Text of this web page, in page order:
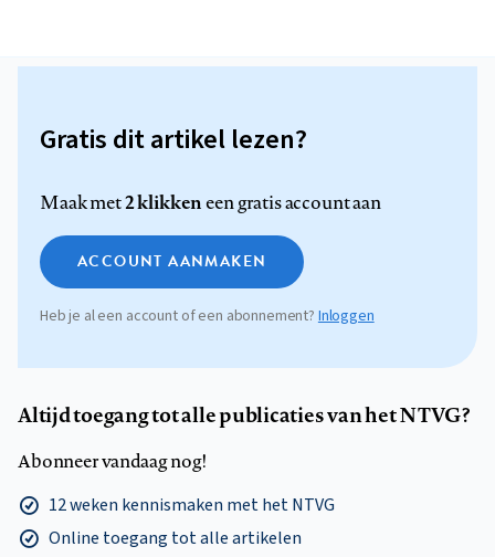
Gratis dit artikel lezen?
Maak met2 klikkeneen gratis account aan
ACCOUNT AANMAKEN
Heb je al een account of een abonnement? Inloggen
Altijd toegang tot alle publicaties van het NTVG?
Abonneer vandaag nog!
12 weken kennismaken met het NTVG
Online toegang tot alle artikelen